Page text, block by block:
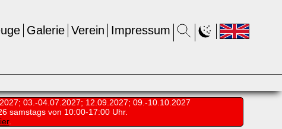
Impressum
Verein
Galerie
03.-04.07.2027; 12.09.2027; 09.-10.10.2027
samstags von 10:00-17:00 Uhr.
.